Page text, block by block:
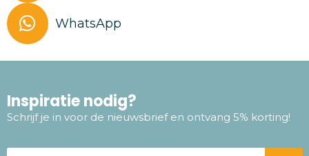
WhatsApp
Inspiratie nodig?
Schrijf je in voor de nieuwsbrief en ontvang 5% korting!